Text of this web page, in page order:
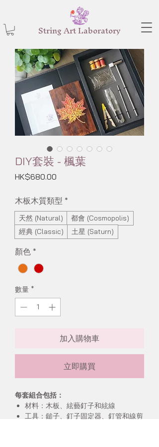
String Art Laboratory
DIY套裝 - 楓葉
HK$680.00
木板木質類型 *
天然 (Natural)
都會 (Cosmopolis)
經典 (Classic)
土星 (Saturn)
顏色 *
數量 *
加入購物車
立即購買
每套組合包括：
材料：木板、絃藝釘子和絃線
工具：鎚子、釘子固定器、釘管和線剪